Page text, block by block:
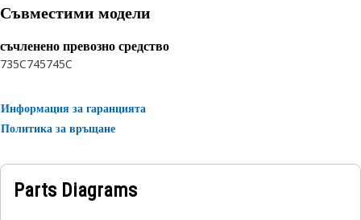
Съвместими модели
съчленено превозно средство
735C745745C
Информация за гаранцията
Политика за връщане
Parts Diagrams